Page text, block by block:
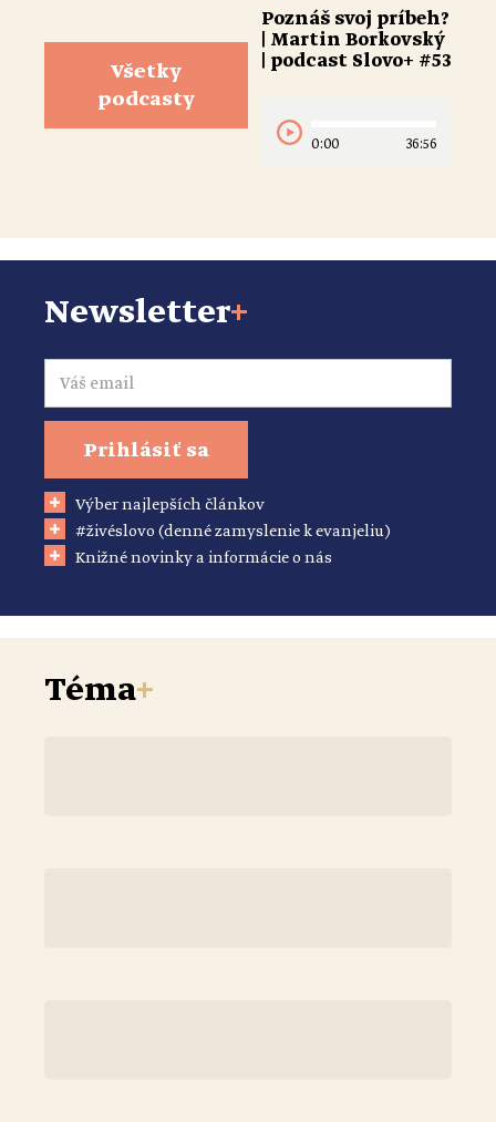
Všetky
podcasty
Poznáš svoj príbeh?
| Martin Borkovský
| podcast Slovo+ #53
0:00 36:56
Newsletter+
Email
Prihlásiť sa
Výber najlepších článkov
#živéslovo (denné zamyslenie k evanjeliu)
Knižné novinky a informácie o nás
Téma+